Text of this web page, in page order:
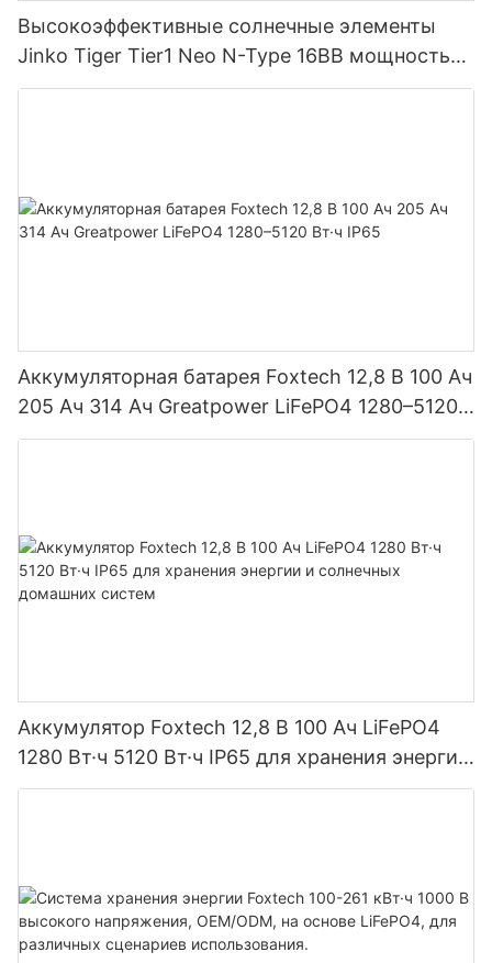
Высокоэффективные солнечные элементы
Jinko Tiger Tier1 Neo N-Type 16BB мощностью
590 Вт, 620 Вт, 630 Вт, 650 Вт, двусторонние
Аккумуляторная батарея Foxtech 12,8 В 100 Ач
205 Ач 314 Ач Greatpower LiFePO4 1280–5120
Вт·ч IP65
Аккумулятор Foxtech 12,8 В 100 Ач LiFePO4
1280 Вт·ч 5120 Вт·ч IP65 для хранения энергии
и солнечных домашних систем